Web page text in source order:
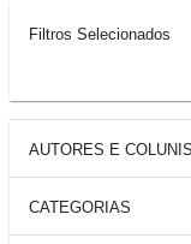
Filtros Selecionados
AUTORES E
CATEGORIAS